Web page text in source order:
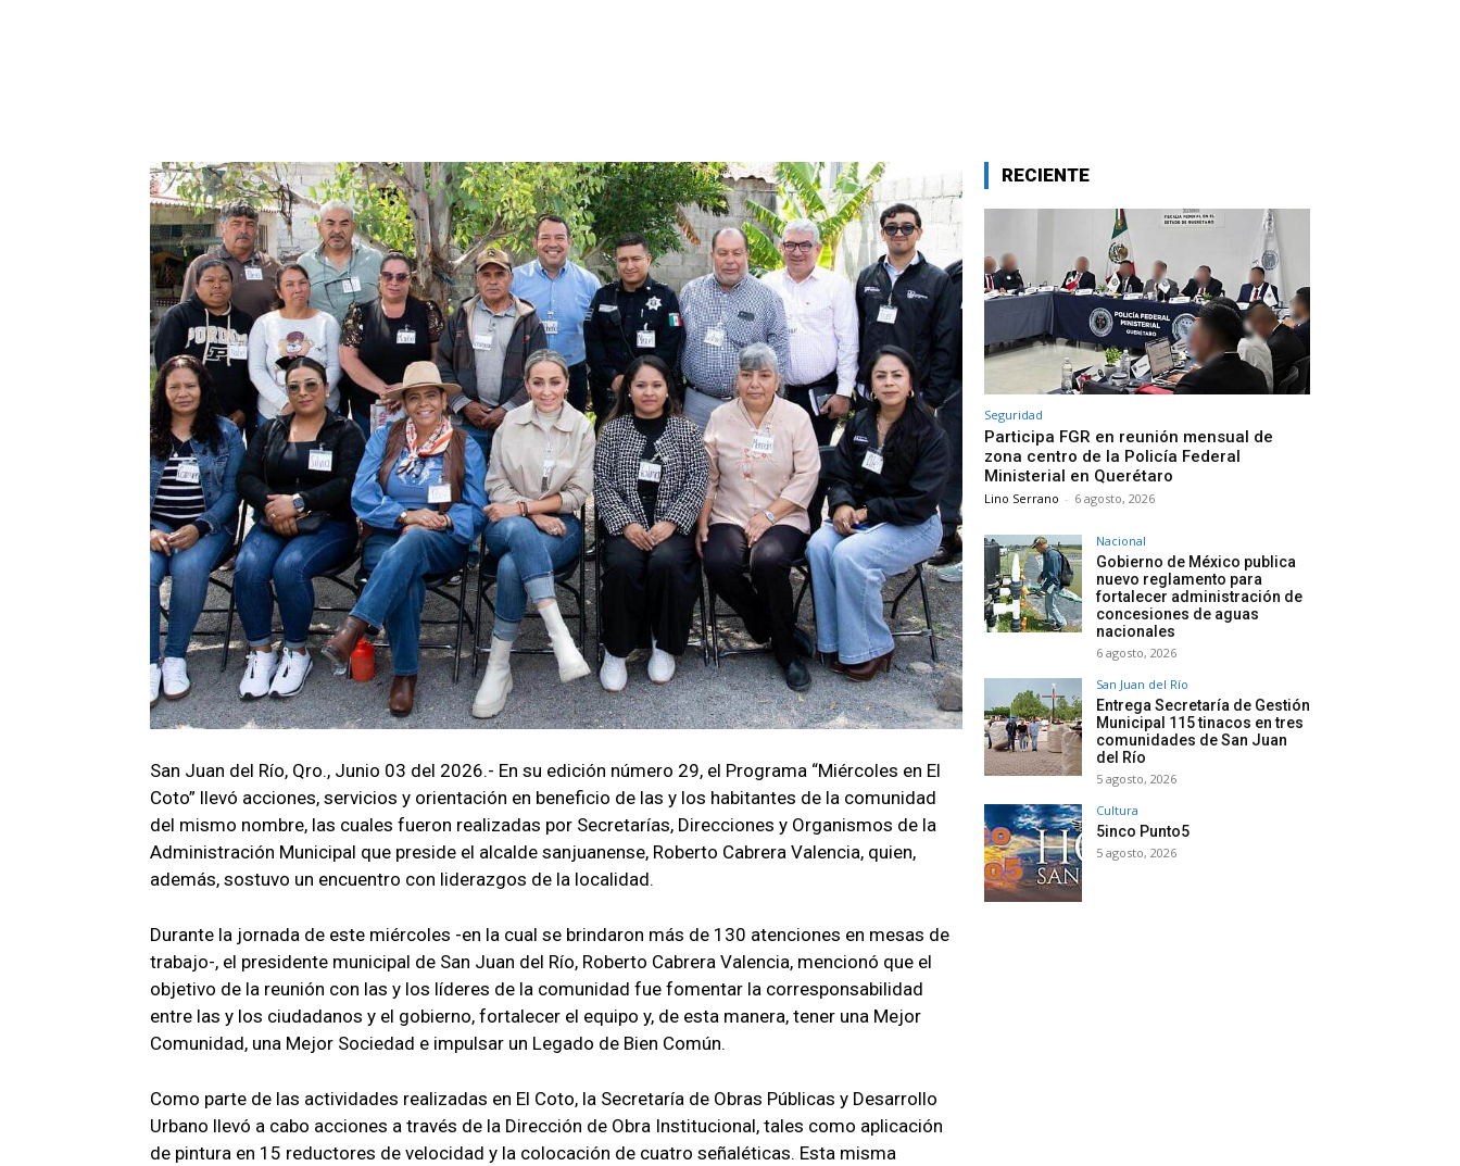
San Juan del Río, Qro., Junio 03 del 2026.- En su edición número 29, el Programa “Miércoles en El
Coto” llevó acciones, servicios y orientación en beneficio de las y los habitantes de la comunidad
del mismo nombre, las cuales fueron realizadas por Secretarías, Direcciones y Organismos de la
Administración Municipal que preside el alcalde sanjuanense, Roberto Cabrera Valencia, quien,
además, sostuvo un encuentro con liderazgos de la localidad.
Durante la jornada de este miércoles -en la cual se brindaron más de 130 atenciones en mesas de
trabajo-, el presidente municipal de San Juan del Río, Roberto Cabrera Valencia, mencionó que el
objetivo de la reunión con las y los líderes de la comunidad fue fomentar la corresponsabilidad
entre las y los ciudadanos y el gobierno, fortalecer el equipo y, de esta manera, tener una Mejor
Comunidad, una Mejor Sociedad e impulsar un Legado de Bien Común.
Como parte de las actividades realizadas en El Coto, la Secretaría de Obras Públicas y Desarrollo
Urbano llevó a cabo acciones a través de la Dirección de Obra Institucional, tales como aplicación
de pintura en 15 reductores de velocidad y la colocación de cuatro señaléticas. Esta misma
RECIENTE
Seguridad
Participa FGR en reunión mensual de
zona centro de la Policía Federal
Ministerial en Querétaro
Lino Serrano - 6 agosto, 2026
Nacional
Gobierno de México publica
nuevo reglamento para
fortalecer administración de
concesiones de aguas
nacionales
6 agosto, 2026
San Juan del Río
Entrega Secretaría de Gestión
Municipal 115 tinacos en tres
comunidades de San Juan
del Río
5 agosto, 2026
Cultura
5inco Punto5
5 agosto, 2026